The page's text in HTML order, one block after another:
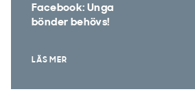
Facebook: Unga
bönder behövs!
LÄS MER